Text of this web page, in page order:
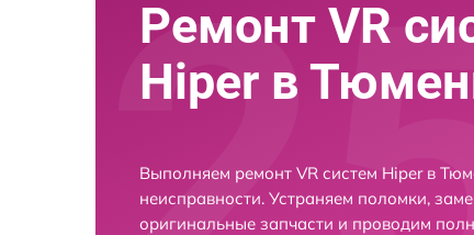
Ремонт VR
Hiper в
Выполняем ремонт VR систем Hiper в
неисправности. Устраняем поломки,
оригинальные запчасти и проводим